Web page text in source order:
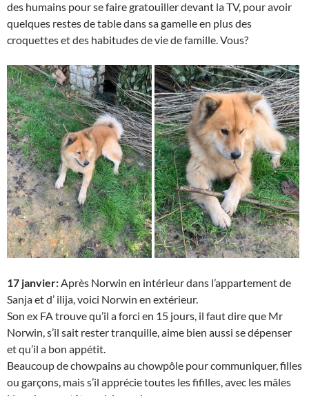
des humains pour se faire gratouiller devant la TV, pour avoir
quelques restes de table dans sa gamelle en plus des
croquettes et des habitudes de vie de famille. Vous?
17 janvier: Après Norwin en intérieur dans l’appartement de
Sanja et d’ ilija, voici Norwin en extérieur.
Son ex FA trouve qu’il a forci en 15 jours, il faut dire que Mr
Norwin, s’il sait rester tranquille, aime bien aussi se dépenser
et qu’il a bon appétit.
Beaucoup de chowpains au chowpôle pour communiquer, filles
ou garçons, mais s’il apprécie toutes les fifilles, avec les mâles